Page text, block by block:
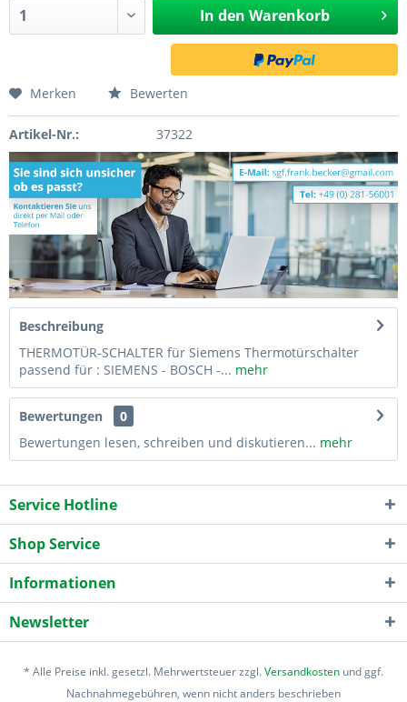
In den Warenkorb
Merken Bewerten
Artikel-Nr.: 37322
Beschreibung
THERMOTÜR-SCHALTER für Siemens Thermotürschalter
passend für : SIEMENS - BOSCH -... mehr
Bewertungen
0
Bewertungen lesen, schreiben und diskutieren... mehr
Service Hotline
Shop Service
Informationen
Newsletter
* Alle Preise inkl. gesetzl. Mehrwertsteuer zzgl.Versandkosten und ggf.
Nachnahmegebühren, wenn nicht anders beschrieben